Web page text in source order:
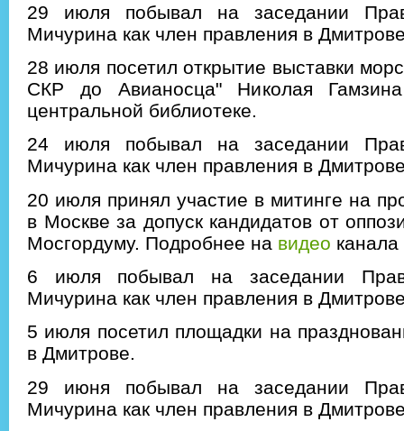
29 июля побывал на заседании
Мичурина как член правления в
28 июля посетил открытие выставки
СКР до Авианосца" Николая
центральной библиотеке.
24 июля побывал на заседании
Мичурина как член правления в
20 июля принял участие в митинге на
в Москве за допуск кандидатов от
Мосгордуму. Подробнее на видео
6 июля побывал на заседании
Мичурина как член правления в
5 июля посетил площадки на
в Дмитрове.
29 июня побывал на заседании
Мичурина как член правления в